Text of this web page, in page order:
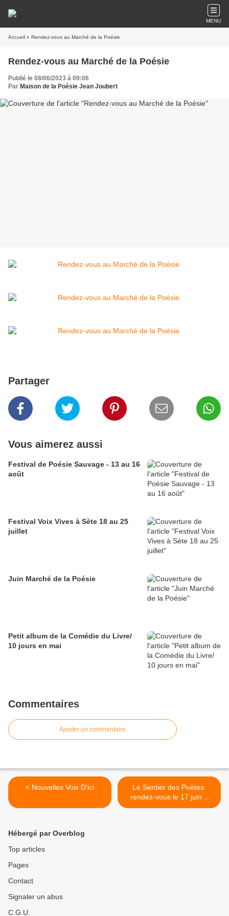
MENU
Accueil » Rendez-vous au Marché de la Poésie
Rendez-vous au Marché de la Poésie
Publié le 08/06/2023 à 09:06
Par Maison de la Poésie Jean Joubert
Partager
Vous aimerez aussi
Festival de Poésie Sauvage - 13 au 16
août
Festival Voix Vives à Sète 18 au 25
juillet
Juin Marché de la Poésie
Petit album de la Comédie du Livre/
10 jours en mai
Commentaires
Ajouter un commentaire
< Nouvelles Voix D'ici
Le Sentier des Poètes:
rendez-vous le 17 juin à
Saint Saturnin de Lucian >
Hébergé par Overblog
Top articles
Pages
Contact
Signaler un abus
C.G.U.